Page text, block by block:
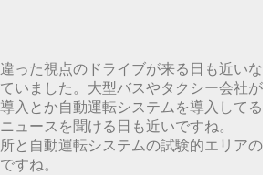
った視点のドライブが来る日も近いな
いました。大型バスやタクシー会社が
入とか自動運転システムを導入してる
ュースを聞ける日も近いですね。
と自動運転システムの試験的エリアの
すね。